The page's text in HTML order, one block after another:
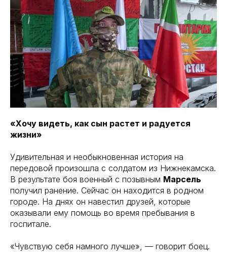
«Хочу видеть, как сын растет и радуется
жизни»
Удивительная и необыкновенная история на
передовой произошла с солдатом из Нижнекамска.
В результате боя военный с позывным Марсель
получил ранение. Сейчас он находится в родном
городе. На днях он навестил друзей, которые
оказывали ему помощь во время пребывания в
госпитале.
«Чувствую себя намного лучше», — говорит боец.